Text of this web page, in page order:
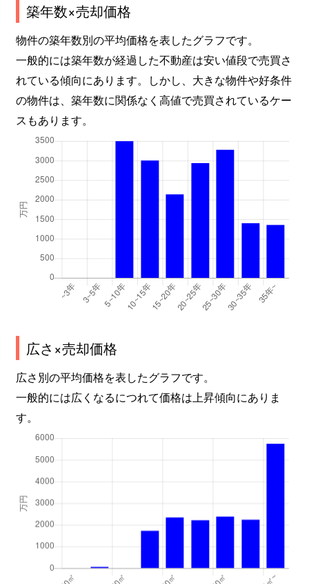
築年数×売却価格
物件の築年数別の平均価格を表したグラフです。
一般的には築年数が経過した不動産は安い値段で売買さ
れている傾向にあります。しかし、大きな物件や好条件
の物件は、築年数に関係なく高値で売買されているケー
スもあります。
広さ×売却価格
広さ別の平均価格を表したグラフです。
一般的には広くなるにつれて価格は上昇傾向にありま
す。